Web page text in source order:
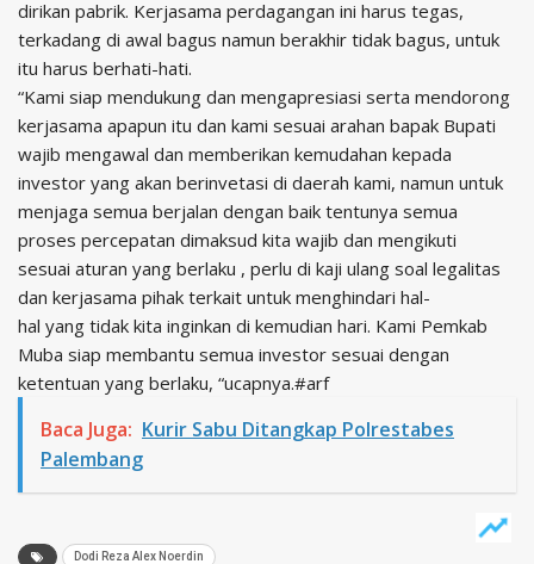
dirikan pabrik. Kerjasama perdagangan ini harus tegas,
terkadang di awal bagus namun berakhir tidak bagus, untuk
itu harus berhati-hati.
“Kami siap mendukung dan mengapresiasi serta mendorong
kerjasama apapun itu dan kami sesuai arahan bapak Bupati
wajib mengawal dan memberikan kemudahan kepada
investor yang akan berinvetasi di daerah kami, namun untuk
menjaga semua berjalan dengan baik tentunya semua
proses percepatan dimaksud kita wajib dan mengikuti
sesuai aturan yang berlaku , perlu di kaji ulang soal legalitas
dan kerjasama pihak terkait untuk menghindari hal-
hal yang tidak kita inginkan di kemudian hari. Kami Pemkab
Muba siap membantu semua investor sesuai dengan
ketentuan yang berlaku, “ucapnya.#arf
Baca Juga: Kurir Sabu Ditangkap Polrestabes
Palembang
Dodi Reza Alex Noerdin